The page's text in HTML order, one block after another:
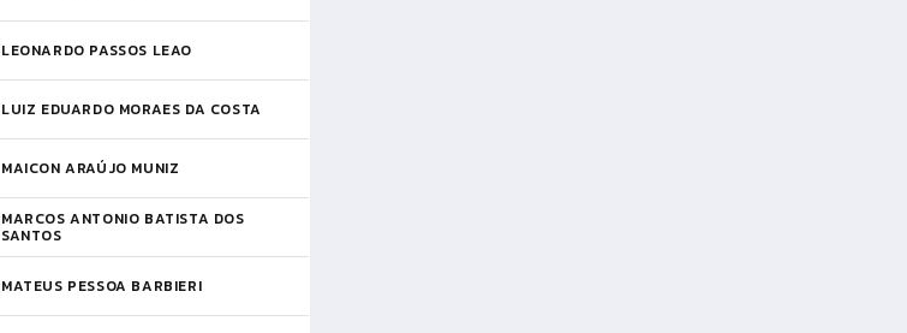
LEONARDO PASSOS LEAO
LUIZ EDUARDO MORAES DA COSTA
MAICON ARAÚJO MUNIZ
MARCOS ANTONIO BATISTA DOS
SANTOS
MATEUS PESSOA BARBIERI